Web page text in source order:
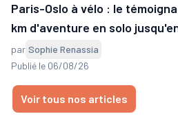
Paris-Oslo à vélo : le
km d'aventure en solo
par Sophie Renassia
Publié le 06/08/26
Voir tous nos articles